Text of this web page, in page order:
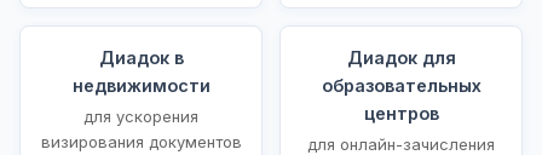
Диадок в
недвижимости
для ускорения
визирования документов
Диадок для
образовательных
центров
для онлайн-зачисления